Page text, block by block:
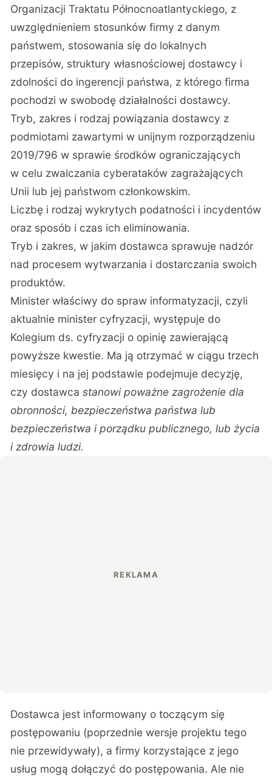
Organizacji Traktatu Północnoatlantyckiego, z
uwzględnieniem stosunków firmy z danym
państwem, stosowania się do lokalnych
przepisów, struktury własnościowej dostawcy i
zdolności do ingerencji państwa, z którego firma
pochodzi w swobodę działalności dostawcy.
Tryb, zakres i rodzaj powiązania dostawcy z
podmiotami zawartymi w unijnym rozporządzeniu
2019/796 w sprawie środków ograniczających
w celu zwalczania cyberataków zagrażających
Unii lub jej państwom członkowskim.
Liczbę i rodzaj wykrytych podatności i incydentów
oraz sposób i czas ich eliminowania.
Tryb i zakres, w jakim dostawca sprawuje nadzór
nad procesem wytwarzania i dostarczania swoich
produktów.
Minister właściwy do spraw informatyzacji, czyli
aktualnie minister cyfryzacji, występuje do
Kolegium ds. cyfryzacji o opinię zawierającą
powyższe kwestie. Ma ją otrzymać w ciągu trzech
miesięcy i na jej podstawie podejmuje decyzję,
czy dostawcastanowi poważne zagrożenie dla
obronności, bezpieczeństwa państwa lub
bezpieczeństwa i porządku publicznego, lub życia
i zdrowia ludzi.
Dostawca jest informowany o toczącym się
postępowaniu (poprzednie wersje projektu tego
nie przewidywały), a firmy korzystające z jego
usług mogą dołączyć do postępowania. Ale nie